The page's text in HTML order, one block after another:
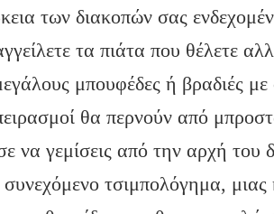
των διακοπών σας
τα πιάτα που θέλετε
μπουφέδες ή βραδιές με
θα περνούν από
να γεμίσεις από την αρχή του
συνεχόμενο τσιμπολόγημα,